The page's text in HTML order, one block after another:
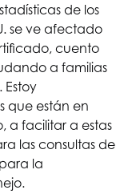
de los
se ve afectado
cuento
a familias
que están en
a facilitar a estas
las consultas de
la